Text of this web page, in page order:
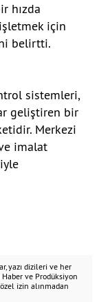
hızda
için
belirtti.
sistemleri,
geliştiren bir
Merkezi
imalat
yazı dizileri ve her
ve Prodüksiyon
izin alınmadan